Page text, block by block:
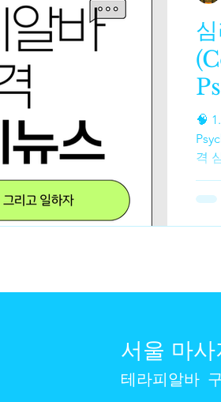
보
잡
루
조
🧠 1.
격
는
가
₩80,000 ~
전
이
서울 마
테라피알바